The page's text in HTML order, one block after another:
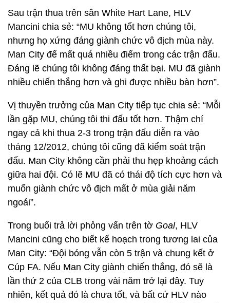
Sau trận thua trên sân White Hart Lane, HLV
Mancini chia sẻ: “MU không tốt hơn chúng tôi,
nhưng họ xứng đáng giành chức vô địch mùa này.
Man City để mất quá nhiều điểm trong các trận đấu.
Đáng lẽ chúng tôi không đáng thất bại. MU đã giành
nhiều chiến thắng hơn và ghi được nhiều bàn hơn”.
Vị thuyền trưởng của Man City tiếp tục chia sẻ: “Mỗi
lần gặp MU, chúng tôi thi đấu tốt hơn. Thậm chí
ngay cả khi thua 2-3 trong trận đấu diễn ra vào
tháng 12/2012, chúng tôi cũng đã kiểm soát trận
đấu. Man City không cần phải thu hẹp khoảng cách
giữa hai đội. Có lẽ MU đã có thái độ tích cực hơn và
muốn giành chức vô địch mất ở mùa giải năm
ngoái”.
Trong buổi trả lời phỏng vấn trên tờ Goal, HLV
Mancini cũng cho biết kế hoạch trong tương lai của
Man City: “Đội bóng vẫn còn 5 trận và chung kết ở
Cúp FA. Nếu Man City giành chiến thắng, đó sẽ là
lần thứ 2 của CLB trong vài năm trở lại đây. Tuy
nhiên, kết quả đó là chưa tốt, và bất cứ HLV nào